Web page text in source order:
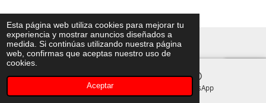
Esta página web utiliza cookies para mejorar tu
experiencia y mostrar anuncios diseñados a
medida. Si continúas utilizando nuestra página
web, confirmas que aceptas nuestro uso de
cookies.
Aceptar
© 2023 - 2026 Akiomoda
Instagram WhatsApp